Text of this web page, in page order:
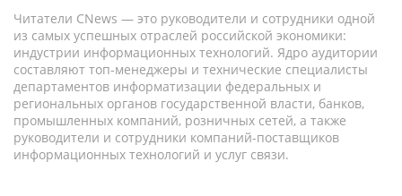
Читатели CNews — это руководители и сотрудники одной
из самых успешных отраслей российской экономики:
индустрии информационных технологий. Ядро аудитории
составляют топ-менеджеры и технические специалисты
департаментов информатизации федеральных и
региональных органов государственной власти, банков,
промышленных компаний, розничных сетей, а также
руководители и сотрудники компаний-поставщиков
информационных технологий и услуг связи.